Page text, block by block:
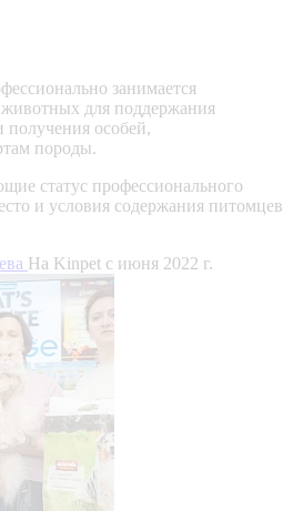
занимается
для поддержания
получения особей,
породы.
статус профессионального
и условия содержания питомцев
На Kinpet c июня 2022 г.